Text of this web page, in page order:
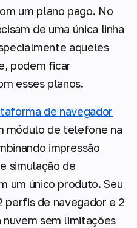
um plano pago. No
de uma única linha
aqueles
podem ficar
esses planos.
de navegador
módulo de telefone na
impressão
simulação de
um único produto. Seu
perfis de navegador e 2
sem limitações